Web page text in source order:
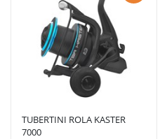
TUBERTINI ROLA KASTER
7000